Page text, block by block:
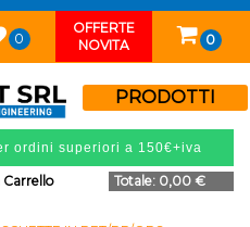
0
OFFERTE
NOVITA
0
PRODOTTI
ordini superiori a 150€+iva
Totale: 0,00 €